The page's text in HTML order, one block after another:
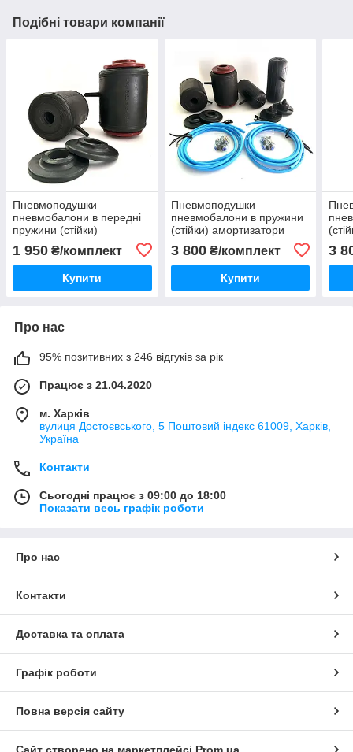
Подібні товари компанії
Пневмоподушки
пневмобалони в передні
пружини (стійки)
Terrano I 1985-1995
Ніссан Террано 1
1 950 ₴/комплект
Купити
Пневмоподушки
пневмобалони в пружини
(стійки) амортизатори
пежо
3 800₴/комплект
Купити
3
Про нас
95% позитивних з 246 відгуків за рік
Працює з 21.04.2020
м. Харків
вулиця Достоєвського, 5 Поштовий індекс 61009, Харків,
Україна
Контакти
Сьогодні працює з 09:00 до 18:00
Показати весь графік роботи
Про нас
Контакти
Доставка та оплата
Графік роботи
Повна версія сайту